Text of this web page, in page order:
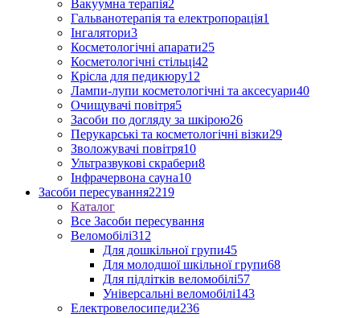
Вакуумна терапія2
Гальванотерапія та електропорація1
Інгалятори3
Косметологічні апарати25
Косметологічні стільці42
Крісла для педикюру12
Лампи-лупи косметологічні та аксесуари40
Очищувачі повітря5
Засоби по догляду за шкірою26
Перукарські та косметологічні візки29
Зволожувачі повітря10
Ультразвукові скрабери8
Інфрачервона сауна10
Засоби пересування2219
Каталог
Все Засоби пересування
Веломобілі312
Для дошкільної групи45
Для молодшої шкільної групи68
Для підлітків веломобілі57
Універсальні веломобілі143
Електровелосипеди236